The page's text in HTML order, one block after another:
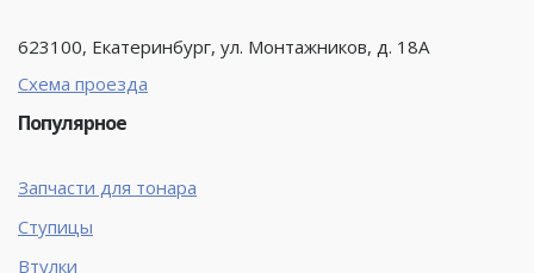
623100, Екатеринбург, ул. Монтажников, д. 18А
Схема проезда
Популярное
Запчасти для тонара
Ступицы
Втулки